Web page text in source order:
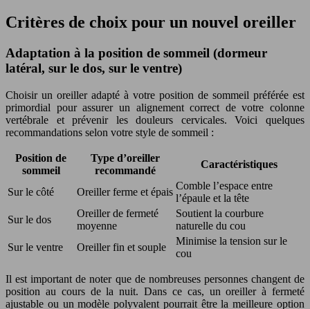
Critères de choix pour un nouvel oreiller
Adaptation à la position de sommeil (dormeur
latéral, sur le dos, sur le ventre)
Choisir un oreiller adapté à votre position de sommeil préférée est
primordial pour assurer un alignement correct de votre colonne
vertébrale et prévenir les douleurs cervicales. Voici quelques
recommandations selon votre style de sommeil :
Position de
sommeil
Type d’oreiller
recommandé
Caractéristiques
Sur le côté Oreiller ferme et épais
Comble l’espace entre
l’épaule et la tête
Sur le dos
Oreiller de fermeté
moyenne
Soutient la courbure
naturelle du cou
Sur le ventre
Oreiller fin et souple
Minimise la tension sur le
cou
Il est important de noter que de nombreuses personnes changent de
position au cours de la nuit. Dans ce cas, un oreiller à fermeté
ajustable ou un modèle polyvalent pourrait être la meilleure option